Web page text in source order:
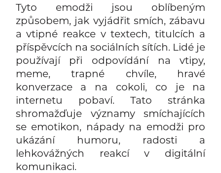
Tyto emodži jsou oblíbeným
způsobem, jak vyjádřit smích, zábavu
a vtipné reakce v textech, titulcích a
příspěvcích na sociálních sítích. Lidé je
používají při odpovídání na vtipy,
meme, trapné chvíle, hravé
konverzace a na cokoli, co je na
internetu pobaví. Tato stránka
shromažďuje významy smíchajících
se emotikon, nápady na emodži pro
ukázání humoru, radosti a
lehkovážných reakcí v digitální
komunikaci.